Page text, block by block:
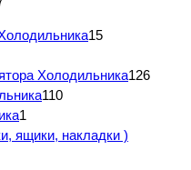
15
Холодильника126
110
1
ящики, накладки )